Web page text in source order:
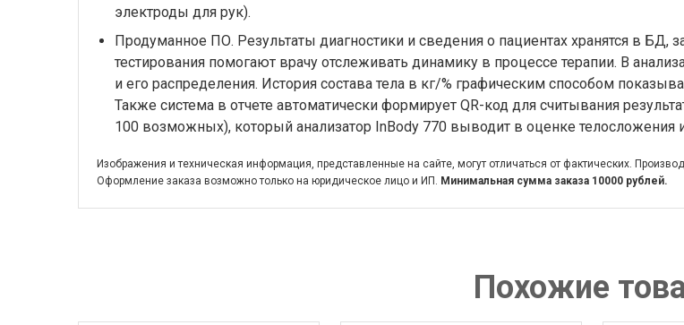
электроды для рук).
Продуманное ПО. Результаты диагностики и сведения о пациентах хранятся в БД,
тестирования помогают врачу отслеживать динамику в процессе терапии. В
и его распределения. История состава тела в кг/% графическим способом
Также система в отчете автоматически формирует QR-код для считывания
100 возможных), который анализатор InBody 770 выводит в оценке телосложения и
Изображения и техническая информация, представленные на сайте, могут отличаться от фактических.
Оформление заказа возможно только на юридическое лицо и ИП. Минимальная сумма заказа 10000 рублей.
Похожие